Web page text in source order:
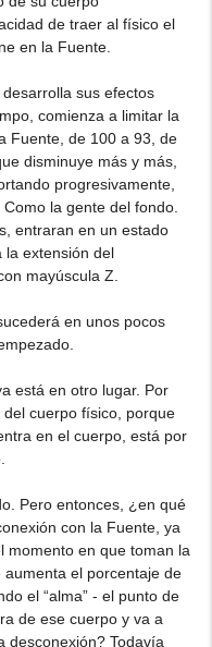
de traer al físico el
en la Fuente.
sus efectos
comienza a limitar la
Fuente, de 100 a 93, de
disminuye más y más,
progresivamente,
la gente del fondo.
entraran en un estado
la extensión del
mayúscula Z.
en unos pocos
está en otro lugar. Por
cuerpo físico, porque
en el cuerpo, está por
Pero entonces, ¿en qué
con la Fuente, ya
momento en que toman la
el porcentaje de
el “alma” - el punto de
de ese cuerpo y va a
desconexión? Todavía